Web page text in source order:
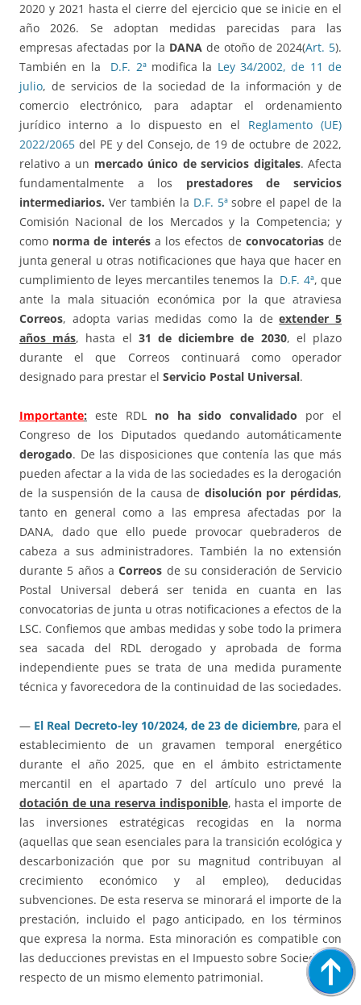
2020 y 2021 hasta el cierre del ejercicio que se inicie en el
año 2026. Se adoptan medidas parecidas para las
empresas afectadas por la DANA de otoño de 2024(Art. 5).
También en la D.F. 2ªmodifica la Ley 34/2002, de 11 de
julio, de servicios de la sociedad de la información y de
comercio electrónico, para adaptar el ordenamiento
jurídico interno a lo dispuesto en el Reglamento (UE)
2022/2065 del PE y del Consejo, de 19 de octubre de 2022,
relativo a un mercado único de servicios digitales. Afecta
fundamentalmente a los prestadores de servicios
intermediarios. Ver también la D.F. 5ªsobre el papel de la
Comisión Nacional de los Mercados y la Competencia; y
como norma de interésa los efectos de convocatoriasde
junta general u otras notificaciones que haya que hacer en
cumplimiento de leyes mercantiles tenemos la D.F. 4ª, que
ante la mala situación económica por la que atraviesa
Correos, adopta varias medidas como la deextender 5
años más, hasta el 31 de diciembre de 2030, el plazo
durante el que Correos continuará como operador
designado para prestar el Servicio Postal Universal.
Importante: este RDL no ha sido convalidado por el
Congreso de los Diputados quedando automáticamente
derogado. De las disposiciones que contenía las que más
pueden afectar a la vida de las sociedades es la derogación
de la suspensión de la causa de disolución por pérdidas,
tanto en general como a las empresa afectadas por la
DANA, dado que ello puede provocar quebraderos de
cabeza a sus administradores. También la no extensión
durante 5 años aCorreos de su consideración de Servicio
Postal Universal deberá ser tenida en cuanta en las
convocatorias de junta u otras notificaciones a efectos de la
LSC. Confiemos que ambas medidas y sobe todo la primera
sea sacada del RDL derogado y aprobada de forma
independiente pues se trata de una medida puramente
técnica y favorecedora de la continuidad de las sociedades.
— El Real Decreto-ley 10/2024, de 23 de diciembre, para el
establecimiento de un gravamen temporal energético
durante el año 2025, que en el ámbito estrictamente
mercantil en el apartado 7 del artículo uno prevé la
dotación de una reserva indisponible, hasta el importe de
las inversiones estratégicas recogidas en la norma
(aquellas que sean esenciales para la transición ecológica y
descarbonización que por su magnitud contribuyan al
crecimiento económico y al empleo), deducidas
subvenciones. De esta reserva se minorará el importe de la
prestación, incluido el pago anticipado, en los términos
que expresa la norma. Esta minoración es compatible con
las deducciones previstas en el Impuesto sobre Sociedades
respecto de un mismo elemento patrimonial.